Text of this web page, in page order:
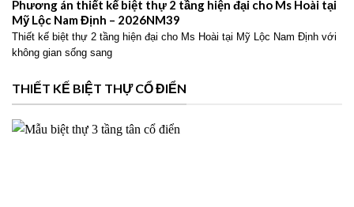
Phương án thiết kế biệt thự 2 tầng hiện đại cho Ms Hoài tại
Mỹ Lộc Nam Định – 2026NM39
Thiết kế biệt thự 2 tầng hiện đại cho Ms Hoài tại Mỹ Lộc Nam Định với
không gian sống sang
THIẾT KẾ BIỆT THỰ CỔ ĐIỂN